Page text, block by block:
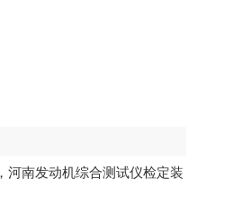
河南发动机综合测试仪检定装